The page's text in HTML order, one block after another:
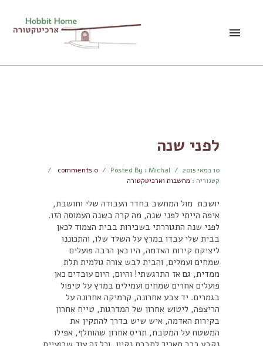
לפני שנה
10 במאי 2015 /
Posted By : Michal
/
comments 0
/
קטגוריה : מחשבות וארכיטקטורה
יושבת מול המחשב בחדר העבודה שלי וחושבת,
איפה הייתי לפני שנה, מה קרה בשנה העמוסה הזו.
לפני שנה התגוררתי בשכירות בבית הצמוד לכאן
בבית שלי עבדו במרץ על השלד שלו, והתכוננו
ליציקת קירות האדמה, היו כאן הרבה פועלים
שמחים ועמלים, והבית לבש צורה גולמית תלת
ממדית, גם אז התרגשתי! והיום, היום עובדים כאן
פועלים אחרים שמחים ועמילים במרץ על טיפול
בגמרים. יד צבע אחרונה, קרמיקה אחרונה על
הריצפה, ליטוש אחרון של המדרגות, טייח אחרון
בקירות האדמה, איש שיש בדרך להתקין את
המשטח על המטבח, תריס אחרון שהוחלף, אפילו